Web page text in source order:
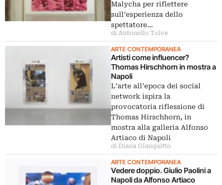
Malycha per riflettere
sull’esperienza dello
spettatore…
di Antonello Tolve
ARTE CONTEMPORANEA
Artisti come influencer?
Thomas Hirschhorn in mostra a
Napoli
L’arte all’epoca dei social
network ispira la
provocatoria riflessione di
Thomas Hirschhorn, in
mostra alla galleria Alfonso
Artiaco di Napoli
di Diana Gianquitto
ARTE CONTEMPORANEA
Vedere doppio. Giulio Paolini a
Napoli da Alfonso Artiaco